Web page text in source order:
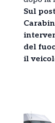
Sul
del
il